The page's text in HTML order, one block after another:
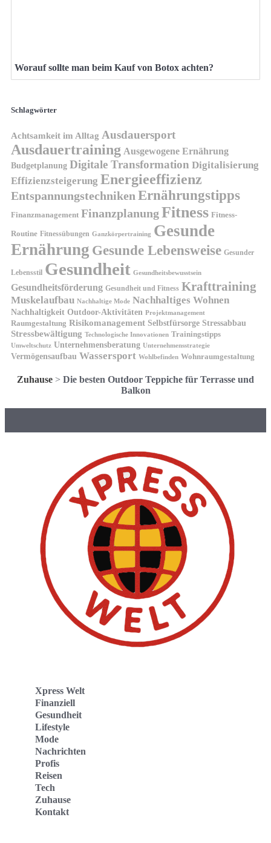
Worauf sollte man beim Kauf von Botox achten?
Schlagwörter
Achtsamkeit im Alltag Ausdauersport
Ausdauertraining Ausgewogene Ernährung
Budgetplanung Digitale Transformation Digitalisierung
Effizienzsteigerung Energieeffizienz
Entspannungstechniken Ernährungstipps
Finanzmanagement Finanzplanung Fitness Fitness-
Routine Fitnessübungen Ganzkörpertraining Gesunde
Ernährung Gesunde Lebensweise Gesunder
Lebensstil Gesundheit Gesundheitsbewusstsein
Gesundheitsförderung Gesundheit und Fitness Krafttraining
Muskelaufbau Nachhaltige Mode Nachhaltiges Wohnen
Nachhaltigkeit Outdoor-Aktivitäten Projektmanagement
Raumgestaltung Risikomanagement Selbstfürsorge Stressabbau
Stressbewältigung Technologische Innovationen Trainingstipps
Umweltschutz Unternehmensberatung Unternehmensstrategie
Vermögensaufbau Wassersport Wohlbefinden Wohnraumgestaltung
Zuhause > Die besten Outdoor Teppiche für Terrasse und
Balkon
Xpress Welt
Finanziell
Gesundheit
Lifestyle
Mode
Nachrichten
Profis
Reisen
Tech
Zuhause
Kontakt